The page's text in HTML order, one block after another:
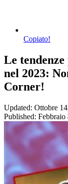
Copiato!
Le
nel 2023:
Corner!
Updated: Ottobre
Published: Febbraio